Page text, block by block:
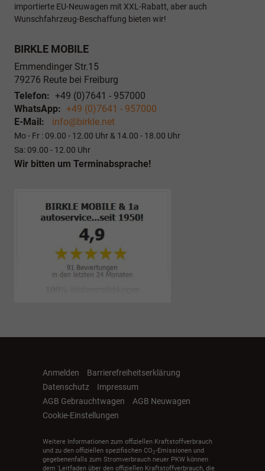
importierte EU-Neuwagen mit XXL-Rabatt, aber auch
Wunschfahrzeug-Beschaffung bieten wir!
BIRKLE MOBILE
Emmendinger Str.15
79276 Reute bei Freiburg
Telefon: +49 (0)7641 - 957000
WhatsApp: +49 (0)7641 - 957000
E-Mail:
info@birkle.net
Mo - Fr : 09.00 - 12.00 Uhr & 14.00 - 18.00 Uhr
Sa: 09.00 - 12.00 Uhr
Wir bitten um Terminabsprache!
Anmelden
Barrierefreiheitserklärung
Datenschutz
Impressum
AGB Gebrauchtwagen
AGB Neuwagen
Cookie-Einstellungen
Weitere Informationen zum offiziellen Kraftstoffverbrauch
und zu den offiziellen spezifischen CO2-Emissionen und
gegebenenfalls zum Stromverbrauch neuer PKW können
dem 'Leitfaden über den offiziellen Kraftstoffverbrauch, die